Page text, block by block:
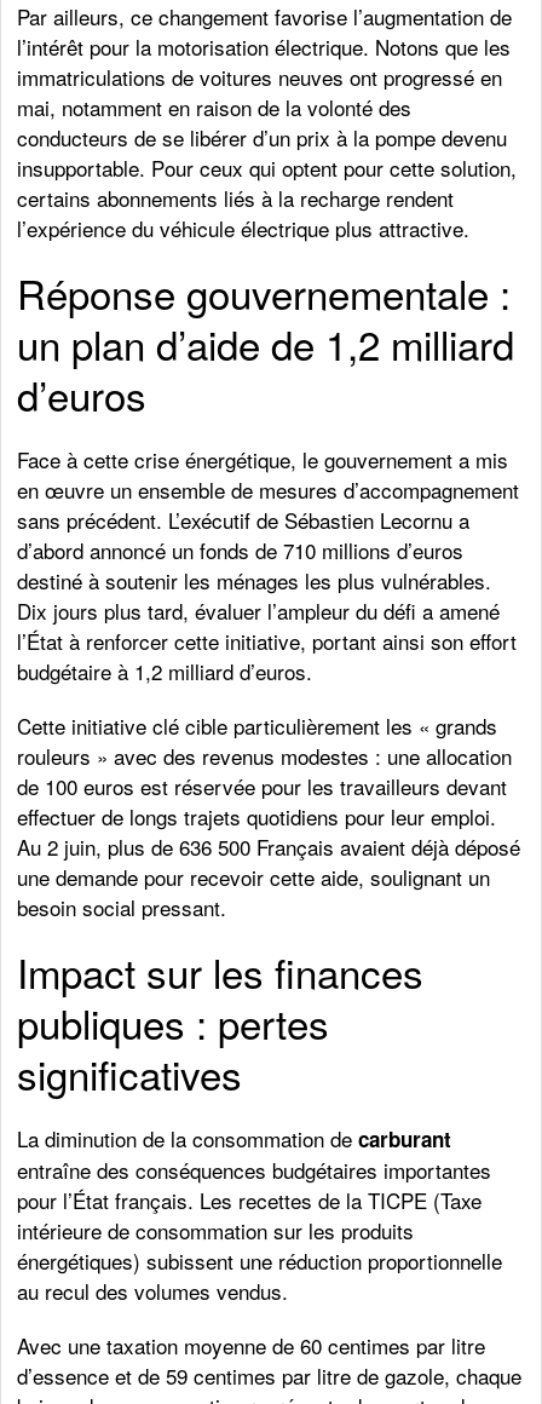
Par ailleurs, ce changement favorise l’augmentation de
l’intérêt pour la motorisation électrique. Notons que les
immatriculations de voitures neuves ont progressé en
mai, notamment en raison de la volonté des
conducteurs de se libérer d’un prix à la pompe devenu
insupportable. Pour ceux qui optent pour cette solution,
certains abonnements liés à la recharge rendent
l’expérience du véhicule électrique plus attractive.
Réponse gouvernementale :
un plan d’aide de 1,2 milliard
d’euros
Face à cette crise énergétique, le gouvernement a mis
en œuvre un ensemble de mesures d’accompagnement
sans précédent. L’exécutif de Sébastien Lecornu a
d’abord annoncé un fonds de 710 millions d’euros
destiné à soutenir les ménages les plus vulnérables.
Dix jours plus tard, évaluer l’ampleur du défi a amené
l’État à renforcer cette initiative, portant ainsi son effort
budgétaire à 1,2 milliard d’euros.
Cette initiative clé cible particulièrement les « grands
rouleurs » avec des revenus modestes : une allocation
de 100 euros est réservée pour les travailleurs devant
effectuer de longs trajets quotidiens pour leur emploi.
Au 2 juin, plus de 636 500 Français avaient déjà déposé
une demande pour recevoir cette aide, soulignant un
besoin social pressant.
Impact sur les finances
publiques : pertes
significatives
La diminution de la consommation decarburant
entraîne des conséquences budgétaires importantes
pour l’État français. Les recettes de la TICPE (Taxe
intérieure de consommation sur les produits
énergétiques) subissent une réduction proportionnelle
au recul des volumes vendus.
Avec une taxation moyenne de 60 centimes par litre
d’essence et de 59 centimes par litre de gazole, chaque